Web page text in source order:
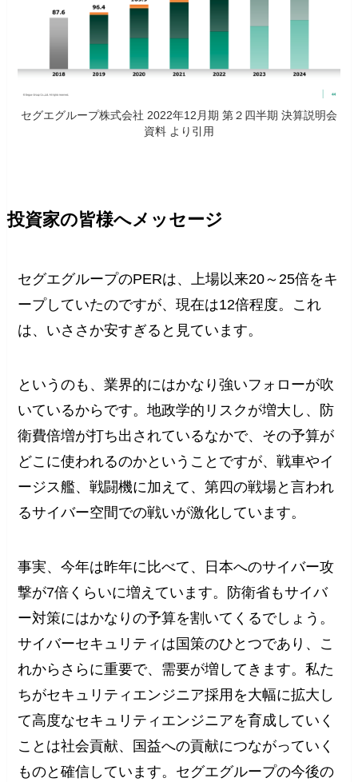
セグエグループ株式会社 2022年12月期 第２四半期 決算説明会
資料 より引用
投資家の皆様へメッセージ
セグエグループのPERは、上場以来20～25倍をキ
ープしていたのですが、現在は12倍程度。これ
は、いささか安すぎると見ています。
というのも、業界的にはかなり強いフォローが吹
いているからです。地政学的リスクが増大し、防
衛費倍増が打ち出されているなかで、その予算が
どこに使われるのかということですが、戦車やイ
ージス艦、戦闘機に加えて、第四の戦場と言われ
るサイバー空間での戦いが激化しています。
事実、今年は昨年に比べて、日本へのサイバー攻
撃が7倍くらいに増えています。防衛省もサイバ
ー対策にはかなりの予算を割いてくるでしょう。
サイバーセキュリティは国策のひとつであり、こ
れからさらに重要で、需要が増してきます。私た
ちがセキュリティエンジニア採用を大幅に拡大し
て高度なセキュリティエンジニアを育成していく
ことは社会貢献、国益への貢献につながっていく
ものと確信しています。セグエグループの今後の